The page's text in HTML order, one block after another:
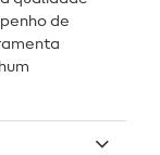
de